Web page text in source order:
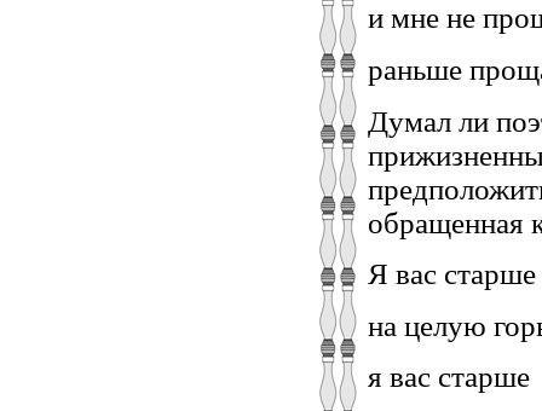
и мне не
раньше
Думал ли
обращенная
Я вас старше
на целую
я вас старше